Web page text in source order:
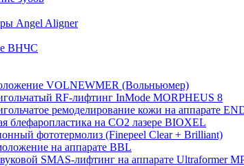
Angel Aligner
ВНЧС
VOLNEWMER (Вольньюмер)
RF-лифтинг InMode MORPHEUS 8
ремоделирование кожи на аппарате
блефаропластика на CO2 лазере BIOXEL
фототермолиз (Finepeel Clear + Brilliant)
на аппарате BBL
SMAS-лифтинг на аппарате Ultraformer